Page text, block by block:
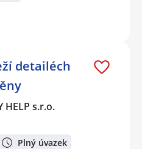
detailéch
HELP s.r.o.
Plný úvazek